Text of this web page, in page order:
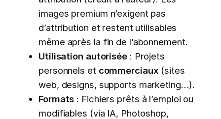
images premium n’exigent pas
d’attribution et restent utilisables
même après la fin de l’abonnement.
Utilisation autorisée: Projets
personnels et commerciaux (sites
web, designs, supports marketing…).
Formats : Fichiers prêts à l’emploi ou
modifiables (via IA, Photoshop,